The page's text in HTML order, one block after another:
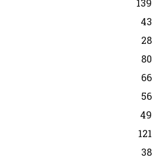
139
43
28
80
66
56
49
121
38